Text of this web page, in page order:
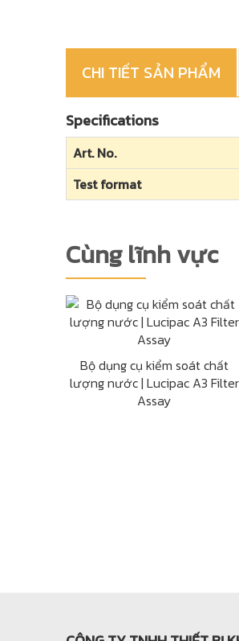
CHI TIẾT SẢN PHẨM
Specifications
Art. No.
Test format
Cùng lĩnh vực
Bộ dụng cụ kiểm soát chất
lượng nước | Lucipac A3 Filter
Assay